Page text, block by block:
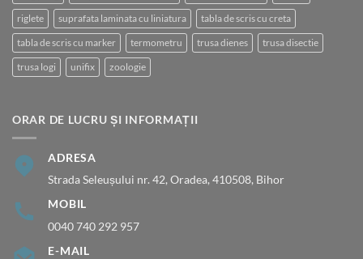
riglete suprafata laminata cu liniatura tabla de scris cu creta
tabla de scris cu marker termometru trusa dienes trusa disectie
trusa logi unifix zoologie
ORAR DE LUCRU ȘI INFORMAȚII
ADRESA
Strada Seleușului nr. 42, Oradea, 410508, Bihor
MOBIL
0040 740 292 957
E-MAIL